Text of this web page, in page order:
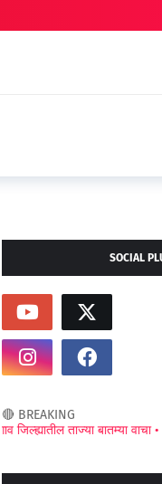
SOCIAL
🔴 BREAKING
ताज्या बातम्या वाचा •भुसावळ •